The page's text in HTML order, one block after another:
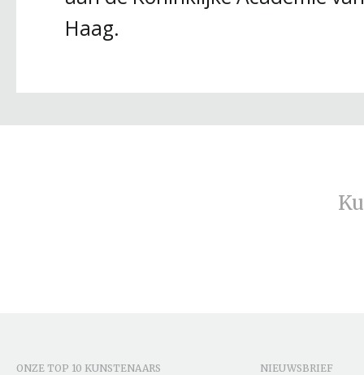
Haag.
ONZE TOP 10 KUNSTENAARS NIEUWSBRIEF